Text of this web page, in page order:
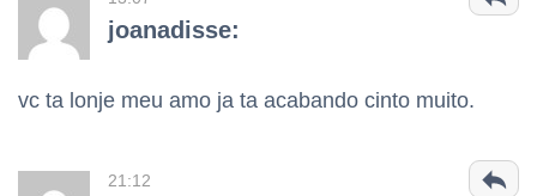
joanadisse:
vc ta lonje meu amo ja ta acabando cinto muito.
21:12